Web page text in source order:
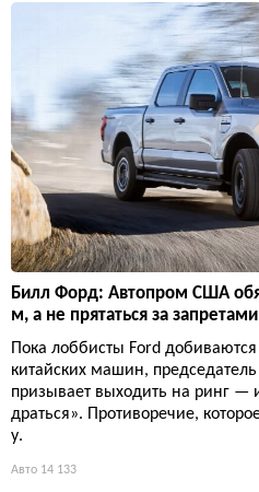
Билл Форд: Автопром США
м, а не прятаться за запретами
Пока лоббисты Ford
китайских машин,
призывает выходить на ринг —
драться». Противоречие,
у.
Авто 14 133